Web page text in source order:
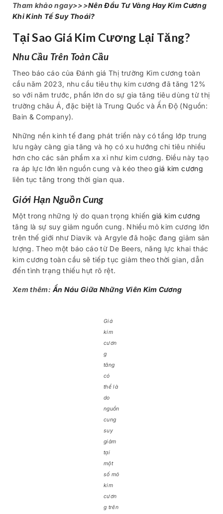
Tham khảo ngay>>>Nên Đầu Tư Vàng Hay Kim Cương
Khi Kinh Tế Suy Thoái?
Tại Sao Giá Kim Cương Lại Tăng?
Nhu Cầu Trên Toàn Cầu
Theo báo cáo của Đánh giá Thị trường Kim cương toàn
cầu năm 2023, nhu cầu tiêu thụ kim cương đã tăng 12%
so với năm trước, phần lớn do sự gia tăng tiêu dùng từ thị
trường châu Á, đặc biệt là Trung Quốc và Ấn Độ (Nguồn:
Bain & Company).
Những nền kinh tế đang phát triển này có tầng lớp trung
lưu ngày càng gia tăng và họ có xu hướng chi tiêu nhiều
hơn cho các sản phẩm xa xỉ như kim cương. Điều này tạo
ra áp lực lớn lên nguồn cung và kéo theogiá kim cương
liên tục tăng trong thời gian qua.
Giới Hạn Nguồn Cung
Một trong những lý do quan trọng khiến giá kim cương
tăng là sự suy giảm nguồn cung. Nhiều mỏ kim cương lớn
trên thế giới như Diavik và Argyle đã hoặc đang giảm sản
lượng. Theo một báo cáo từ De Beers, năng lực khai thác
kim cương toàn cầu sẽ tiếp tục giảm theo thời gian, dẫn
đến tình trạng thiếu hụt rõ rệt.
Xem thêm: Ẩn Náu Giữa Những Viên Kim Cương
Giá
kim
cươn
g
tăng
có
thể là
do
nguồn
cung
suy
giảm
tại
một
số mỏ
kim
cươn
g trên